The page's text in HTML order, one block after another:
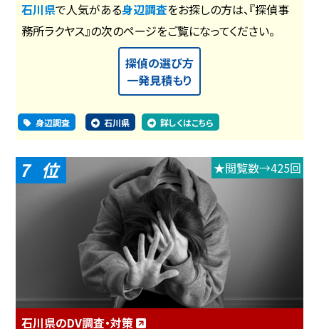
石川県で人気がある身辺調査をお探しの方は、『探偵事
務所ラクヤス』の次のページをご覧になってください。
探偵の選び方
一発見積もり
身辺調査 石川県 詳しくはこちら
7 ★閲覧数→425回
石川県のDV調査・対策